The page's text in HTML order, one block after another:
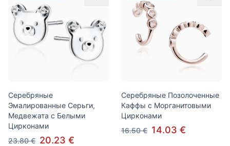
Серебряные
Эмалированные Серьги,
Медвежата с Белыми
Цирконами
23.80 € 20.23 €
Серебряные Позолоченные
Каффы с Морганитовыми
Цирконами
16.50 € 14.03 €